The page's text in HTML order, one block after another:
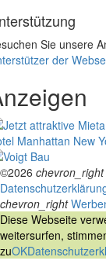
Sie unsere
der
Manhattan New
©2026 chevron_right
chevron_right
Diese Webseite
weitersurfen,
zuOK